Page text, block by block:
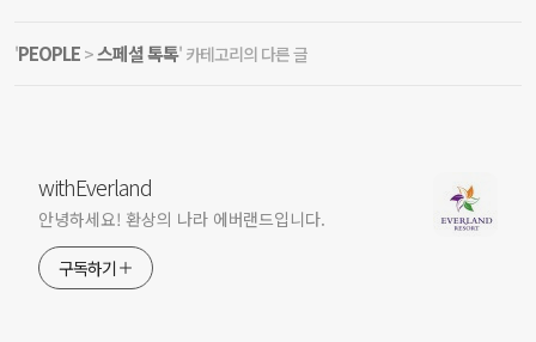
'PEOPLE >스페셜 톡톡' 카테고리의 다른 글
withEverland
안녕하세요! 환상의 나라 에버랜드입니다.
구독하기